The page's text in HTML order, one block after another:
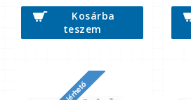
Kosárba
teszem